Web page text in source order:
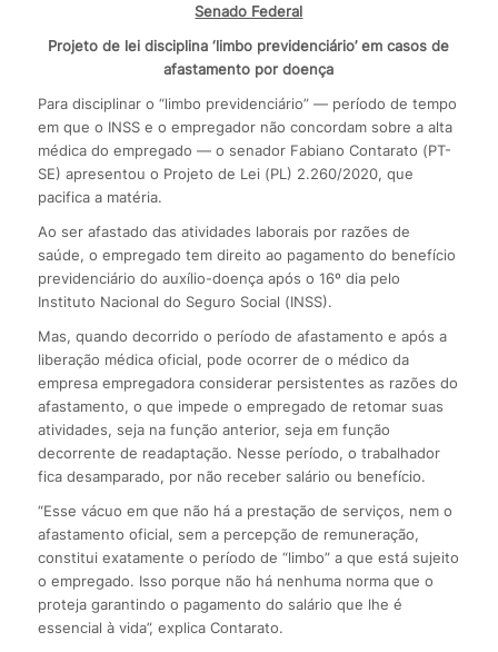
Senado Federal
Projeto de lei disciplina ‘limbo previdenciário’ em casos de
afastamento por doença
Para disciplinar o “limbo previdenciário” — período de tempo
em que o INSS e o empregador não concordam sobre a alta
médica do empregado — o senador Fabiano Contarato (PT-
SE) apresentou o Projeto de Lei (PL) 2.260/2020, que
pacifica a matéria.
Ao ser afastado das atividades laborais por razões de
saúde, o empregado tem direito ao pagamento do benefício
previdenciário do auxílio-doença após o 16º dia pelo
Instituto Nacional do Seguro Social (INSS).
Mas, quando decorrido o período de afastamento e após a
liberação médica oficial, pode ocorrer de o médico da
empresa empregadora considerar persistentes as razões do
afastamento, o que impede o empregado de retomar suas
atividades, seja na função anterior, seja em função
decorrente de readaptação. Nesse período, o trabalhador
fica desamparado, por não receber salário ou benefício.
“Esse vácuo em que não há a prestação de serviços, nem o
afastamento oficial, sem a percepção de remuneração,
constitui exatamente o período de “limbo” a que está sujeito
o empregado. Isso porque não há nenhuma norma que o
proteja garantindo o pagamento do salário que lhe é
essencial à vida”, explica Contarato.